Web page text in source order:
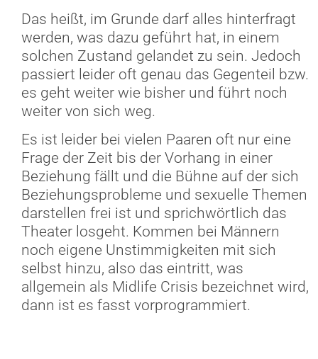
Das heißt, im Grunde darf alles hinterfragt
werden, was dazu geführt hat, in einem
solchen Zustand gelandet zu sein. Jedoch
passiert leider oft genau das Gegenteil bzw.
es geht weiter wie bisher und führt noch
weiter von sich weg.
Es ist leider bei vielen Paaren oft nur eine
Frage der Zeit bis der Vorhang in einer
Beziehung fällt und die Bühne auf der sich
Beziehungsprobleme und sexuelle Themen
darstellen frei ist und sprichwörtlich das
Theater losgeht. Kommen bei Männern
noch eigene Unstimmigkeiten mit sich
selbst hinzu, also das eintritt, was
allgemein als Midlife Crisis bezeichnet wird,
dann ist es fasst vorprogrammiert.